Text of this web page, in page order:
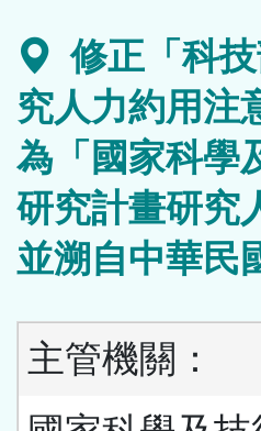
修正「科
究人力約用注
為「國家科學
研究計畫研究
並溯自中華民
主管機關：